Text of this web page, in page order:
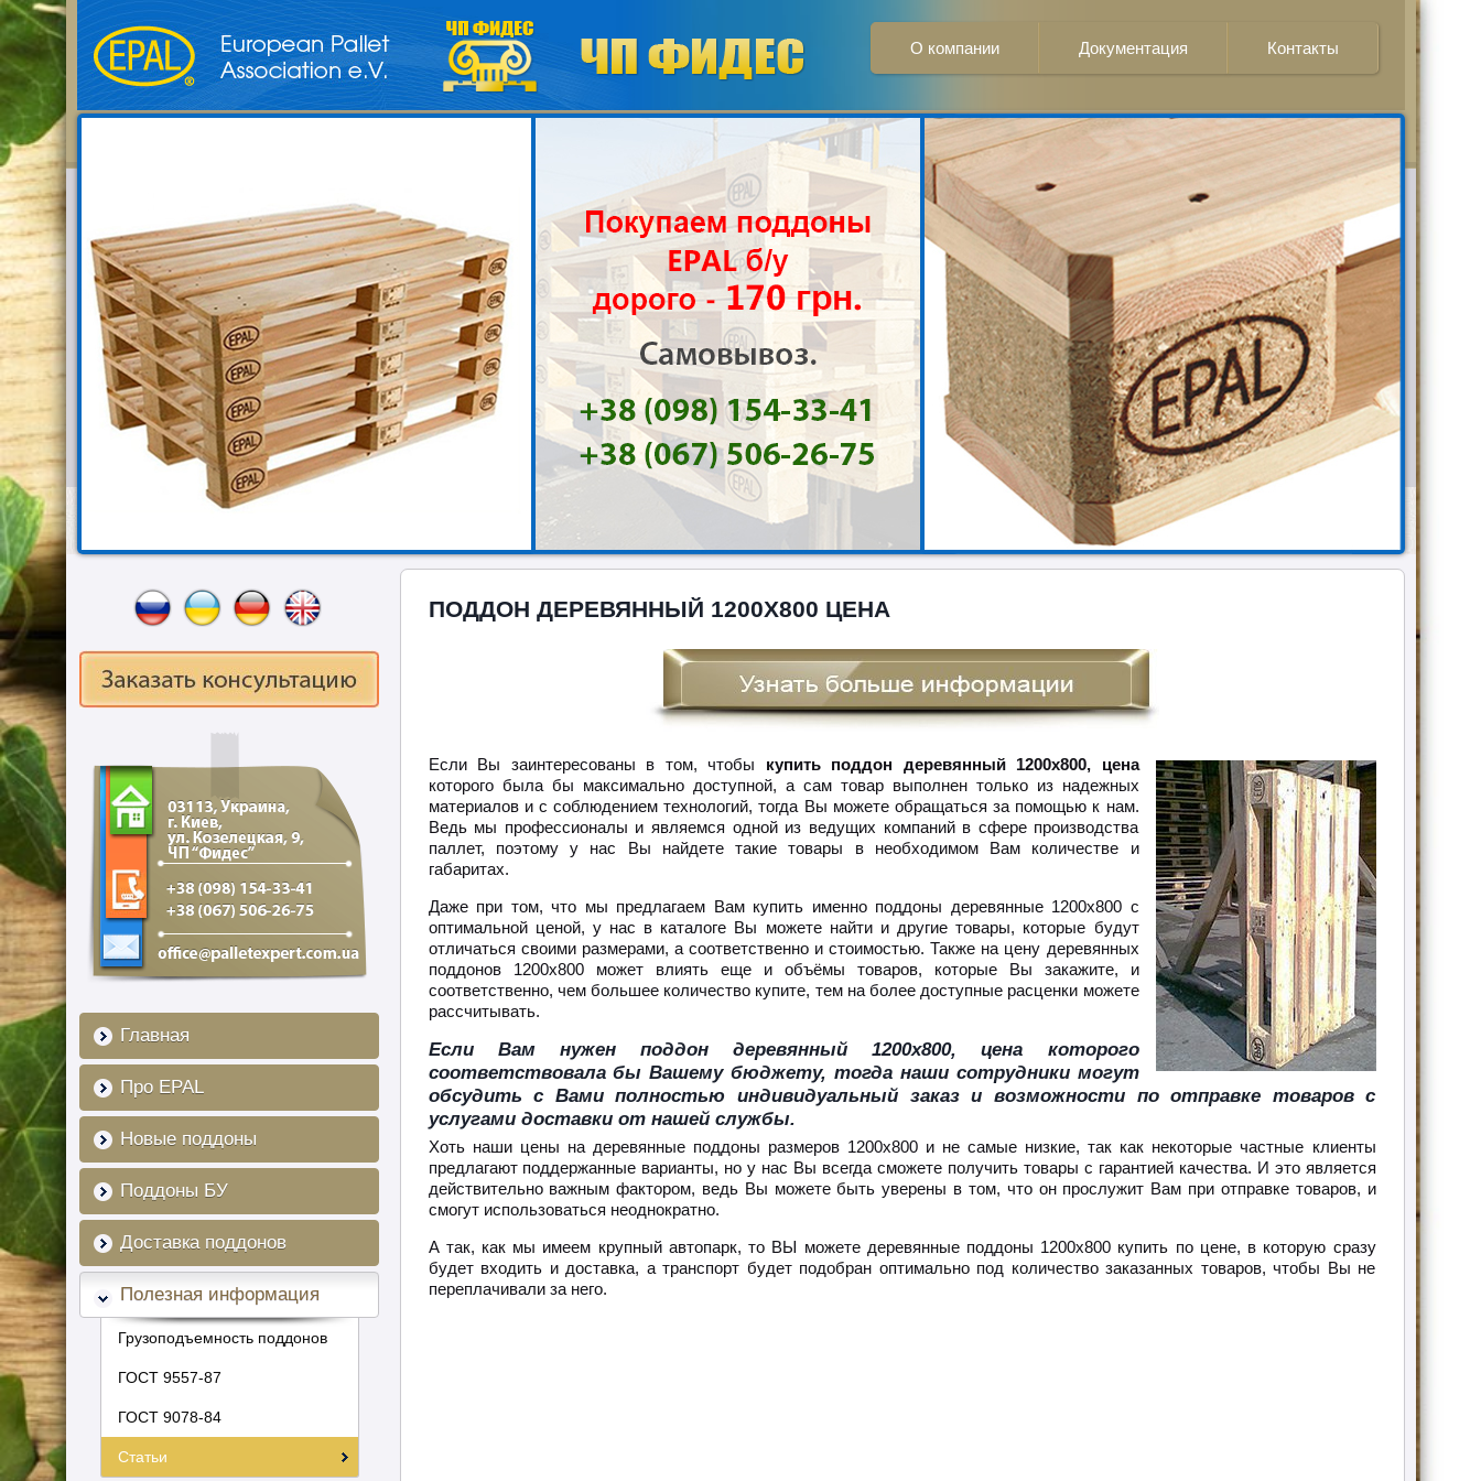
О компании Документация Контакты
Главная
Про EPAL
Новые поддоны
Поддоны БУ
Доставка поддонов
Полезная информация
Грузоподъемность поддонов
ГОСТ 9557-87
ГОСТ 9078-84
Статьи
ПОДДОН ДЕРЕВЯННЫЙ 1200Х800 ЦЕНА
Если Вы заинтересованы в том, чтобы купить поддон деревянный 1200х800, цена
которого была бы максимально доступной, а сам товар выполнен только из надежных
материалов и с соблюдением технологий, тогда Вы можете обращаться за помощью к нам.
Ведь мы профессионалы и являемся одной из ведущих компаний в сфере производства
паллет, поэтому у нас Вы найдете такие товары в необходимом Вам количестве и
габаритах.
Даже при том, что мы предлагаем Вам купить именно поддоны деревянные 1200х800 с
оптимальной ценой, у нас в каталоге Вы можете найти и другие товары, которые будут
отличаться своими размерами, а соответственно и стоимостью. Также на цену деревянных
поддонов 1200х800 может влиять еще и объёмы товаров, которые Вы закажите, и
соответственно, чем большее количество купите, тем на более доступные расценки можете
рассчитывать.
Если Вам нужен поддон деревянный 1200х800, цена которого
соответствовала бы Вашему бюджету, тогда наши сотрудники могут
обсудить с Вами полностью индивидуальный заказ и возможности по отправке товаров с
услугами доставки от нашей службы.
Хоть наши цены на деревянные поддоны размеров 1200х800 и не самые низкие, так как некоторые частные клиенты
предлагают поддержанные варианты, но у нас Вы всегда сможете получить товары с гарантией качества. И это является
действительно важным фактором, ведь Вы можете быть уверены в том, что он прослужит Вам при отправке товаров, и
смогут использоваться неоднократно.
А так, как мы имеем крупный автопарк, то ВЫ можете деревянные поддоны 1200х800 купить по цене, в которую сразу
будет входить и доставка, а транспорт будет подобран оптимально под количество заказанных товаров, чтобы Вы не
переплачивали за него.